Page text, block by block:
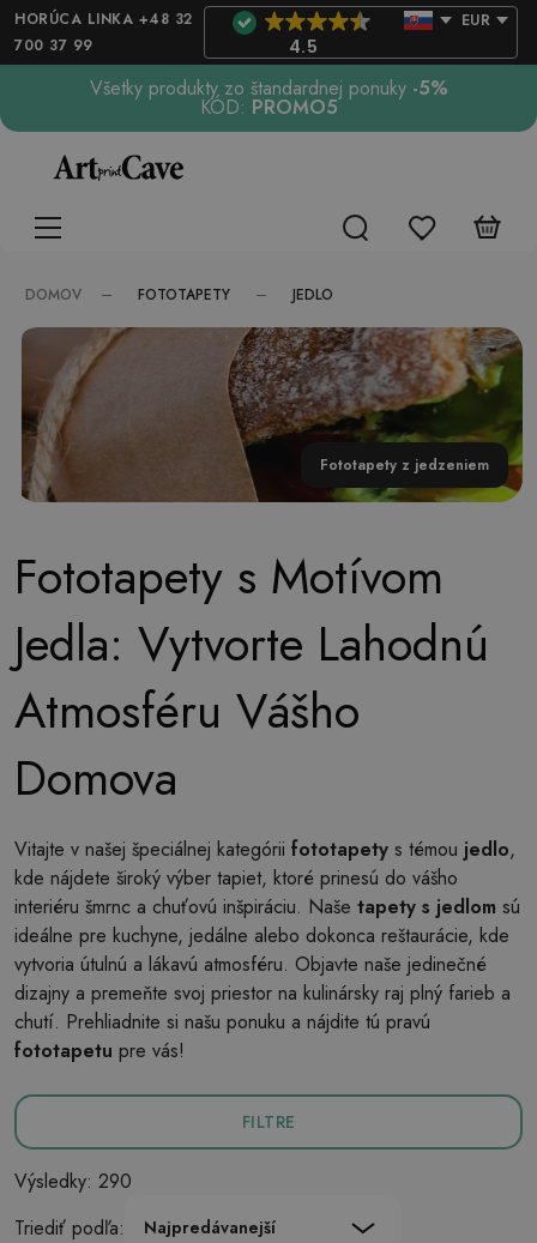
HORÚCA LINKA +48 32
700 37 99
4.5
EUR
Všetky produkty zo štandardnej ponuky -5%
KÓD: PROMO5
DOMOV FOTOTAPETY JEDLO
Fototapety z jedzeniem
Fototapety s Motívom
Jedla: Vytvorte Lahodnú
Atmosféru Vášho
Domova
Vitajte v našej špeciálnej kategórii fototapety s témou jedlo,
kde nájdete široký výber tapiet, ktoré prinesú do vášho
interiéru šmrnc a chuťovú inšpiráciu. Naše tapety s jedlom sú
ideálne pre kuchyne, jedálne alebo dokonca reštaurácie, kde
vytvoria útulnú a lákavú atmosféru. Objavte naše jedinečné
dizajny a premeňte svoj priestor na kulinársky raj plný farieb a
chutí. Prehliadnite si našu ponuku a nájdite tú pravú
fototapetu pre vás!
FILTRE
Výsledky: 290
Triediť podľa:
Najpredávanejší